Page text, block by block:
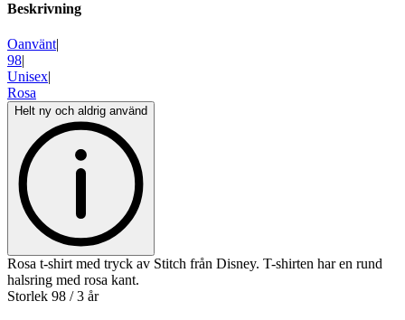
Beskrivning
Oanvänt|
98|
Unisex|
Rosa
Helt ny och aldrig använd
Rosa t-shirt med tryck av Stitch från Disney. T-shirten har en rund
halsring med rosa kant.
Storlek 98 / 3 år